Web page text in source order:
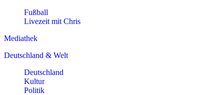
Fußball
Livezeit mit Chris
Mediathek
Deutschland & Welt
Deutschland
Kultur
Politik